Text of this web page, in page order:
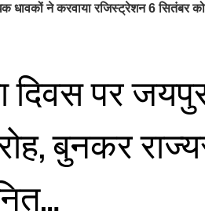
धावकों ने करवाया रजिस्ट्रेशन 6 सितंबर
दिवस पर
बुनकर